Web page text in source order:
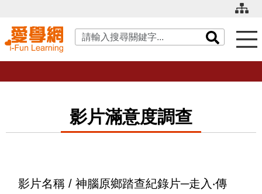
關鍵字搜尋
影片滿意度調查
影片名稱 / 神腦原鄉踏查紀錄片─走入‧傳